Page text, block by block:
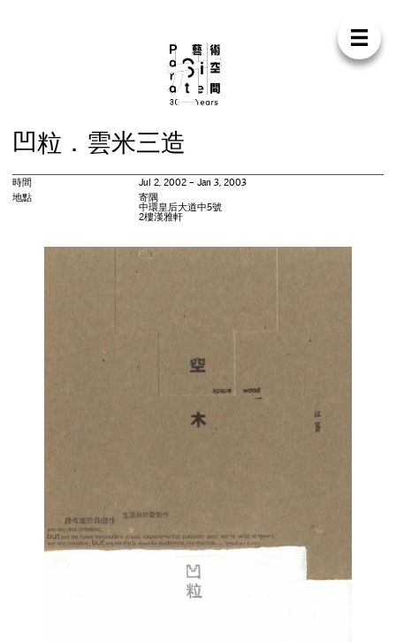
Para
我們 支持
展
活動
研討會
坊
凹粒 ． 雲米三造
時間
Jul 2, 2002 – Jan 3, 2003
地點
寄隅
中環皇后大道中5號
2樓漢雅軒